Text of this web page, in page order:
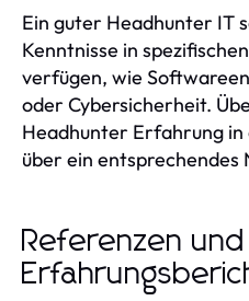
Ein guter Headhunter IT
Kenntnisse in
verfügen, wie
oder Cybersicherheit.
Headhunter Erfahrung in
über ein
Referenzen und